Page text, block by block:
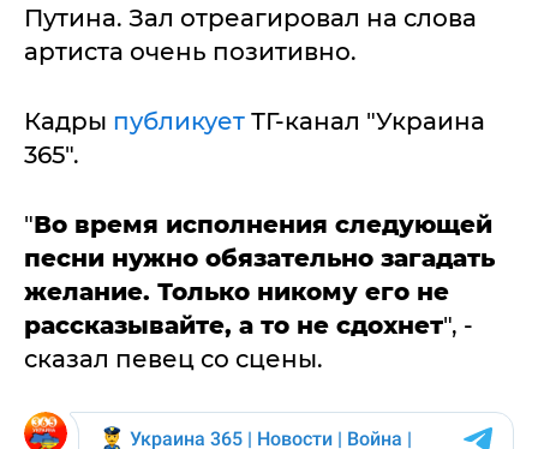
Путина. Зал отреагировал на слова
артиста очень позитивно.
Кадры публикует ТГ-канал "Украина
365".
"Во время исполнения следующей
песни нужно обязательно загадать
желание. Только никому его не
рассказывайте, а то не сдохнет", -
сказал певец со сцены.